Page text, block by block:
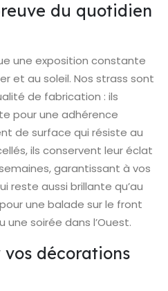
du quotidien
une exposition constante
et au soleil. Nos strass sont
de fabrication : ils
pour une adhérence
de surface qui résiste au
ils conservent leur éclat
garantissant à vos
reste aussi brillante qu’au
une balade sur le front
soirée dans l’Ouest.
décorations